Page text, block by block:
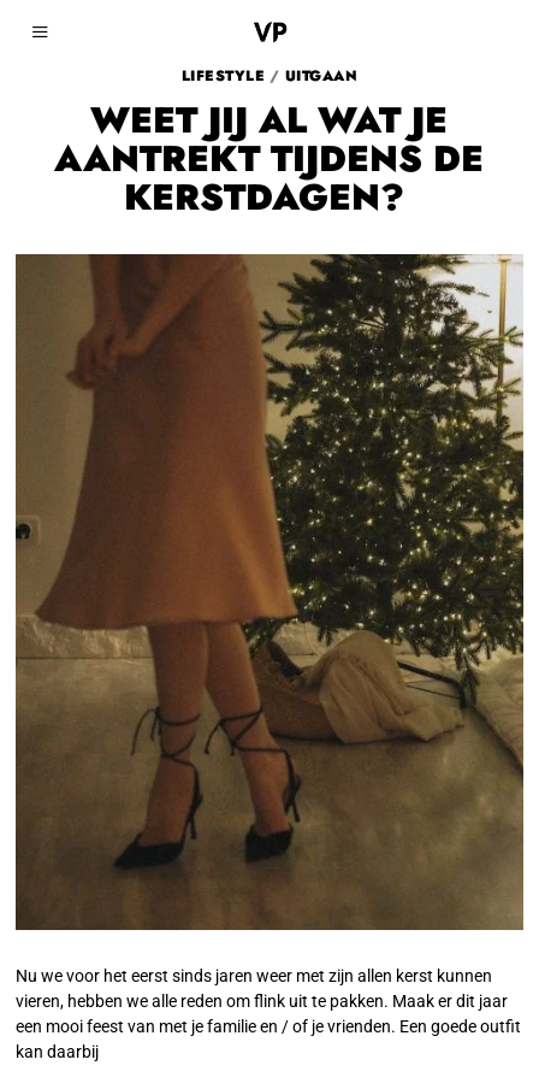
LIFESTYLE / UITGAAN
WEET JIJ AL WAT JE
AANTREKT TIJDENS DE
KERSTDAGEN?
Nu we voor het eerst sinds jaren weer met zijn allen kerst kunnen
vieren, hebben we alle reden om flink uit te pakken. Maak er dit jaar
een mooi feest van met je familie en / of je vrienden. Een goede outfit
kan daarbij